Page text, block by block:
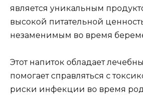
является уникальным
высокой питательной
незаменимым во время
Этот напиток обладает
помогает справляться с
риски инфекции во время